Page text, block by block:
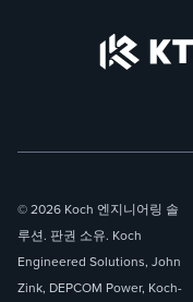
© 2026 Koch 엔지니어링 솔
루션. 판권 소유. Koch
Engineered Solutions, John
Zink, DEPCOM Power, Koch-